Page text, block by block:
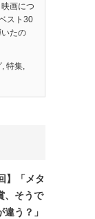
画につ
スト30
たの
, 特集,
】「メタ
、そうで
う？」